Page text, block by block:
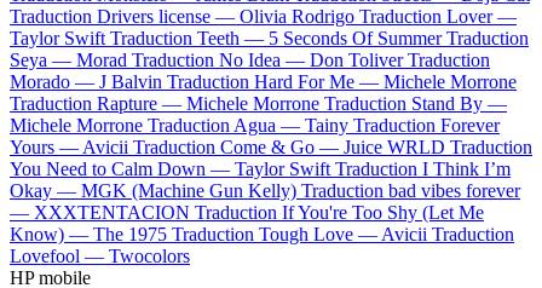
Traduction Drivers license — Olivia Rodrigo Traduction Lover —
Taylor Swift Traduction Teeth — 5 Seconds Of Summer Traduction
Seya — Morad Traduction No Idea — Don Toliver Traduction
Morado — J Balvin Traduction Hard For Me — Michele Morrone
Traduction Rapture — Michele Morrone Traduction Stand By —
Michele Morrone Traduction Agua — Tainy Traduction Forever
Yours — Avicii Traduction Come & Go — Juice WRLD Traduction
You Need to Calm Down — Taylor Swift Traduction I Think I’m
Okay — MGK (Machine Gun Kelly) Traduction bad vibes forever
— XXXTENTACION Traduction If You're Too Shy (Let Me
Know) — The 1975 Traduction Tough Love — Avicii Traduction
Lovefool — Twocolors
HP mobile